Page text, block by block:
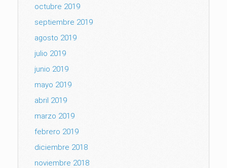
octubre 2019
septiembre 2019
agosto 2019
julio 2019
junio 2019
mayo 2019
abril 2019
marzo 2019
febrero 2019
diciembre 2018
noviembre 2018